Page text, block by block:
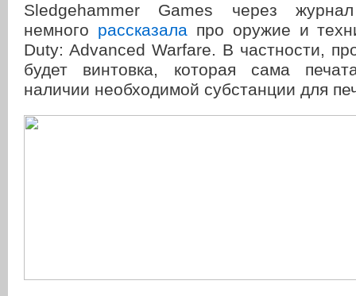
Sledgehammer Games через
немного рассказалапро оружие и
Duty: Advanced Warfare. В частности,
будет винтовка, которая сама
наличии необходимой субстанции для